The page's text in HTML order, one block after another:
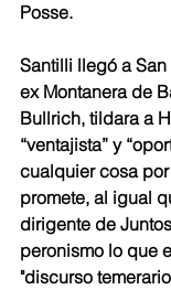
Posse.
Santilli llegó a
ex Montanera de
Bullrich, tildara a
“ventajista” y
cualquier cosa por
promete, al igual
dirigente de
peronismo lo que
"discurso